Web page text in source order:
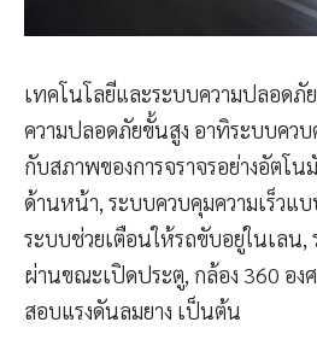
เทคโนโลยีและระบบความปลอดภั
ความปลอดภัยขั้นสูง อาทิระบบควบ
กับสภาพของการจราจรอย่างอัตโ
ด้านหน้า, ระบบควบคุมความเร็วแ
ระบบช่วยเตือนให้รถขับอยู่ในเลน,
ผ่านขณะเปิดประตู, กล้อง 360 อง
สอบแรงดันลมยาง เป็นต้น